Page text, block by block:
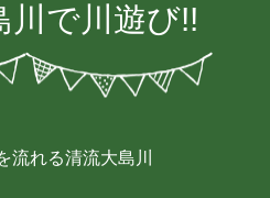
で川遊び!!
流れる清流大島川